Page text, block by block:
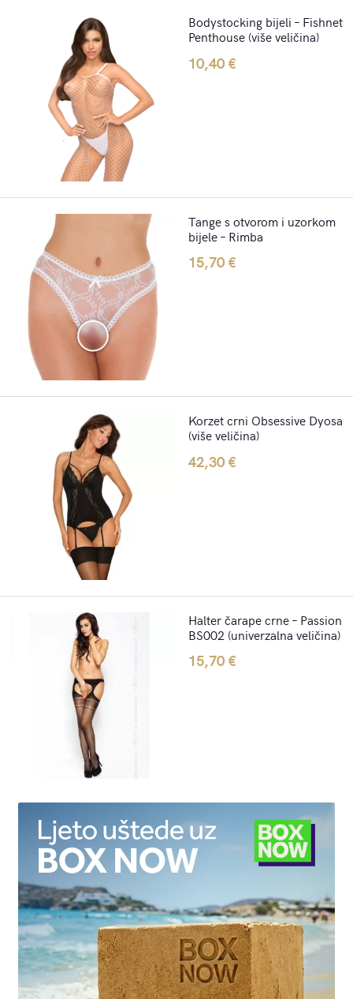
Bodystocking bijeli – Fishnet
Penthouse (više veličina)
10,40€
Tange s otvorom i uzorkom
bijele – Rimba
15,70€
Korzet crni Obsessive Dyosa
(više veličina)
42,30€
Halter čarape crne – Passion
BS002 (univerzalna veličina)
15,70€